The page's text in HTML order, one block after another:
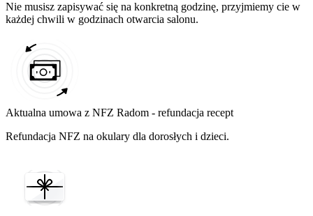
Nie musisz zapisywać się na konkretną godzinę, przyjmiemy cie w
każdej chwili w godzinach otwarcia salonu.
Aktualna umowa z NFZ Radom - refundacja recept
Refundacja NFZ na okulary dla dorosłych i dzieci.